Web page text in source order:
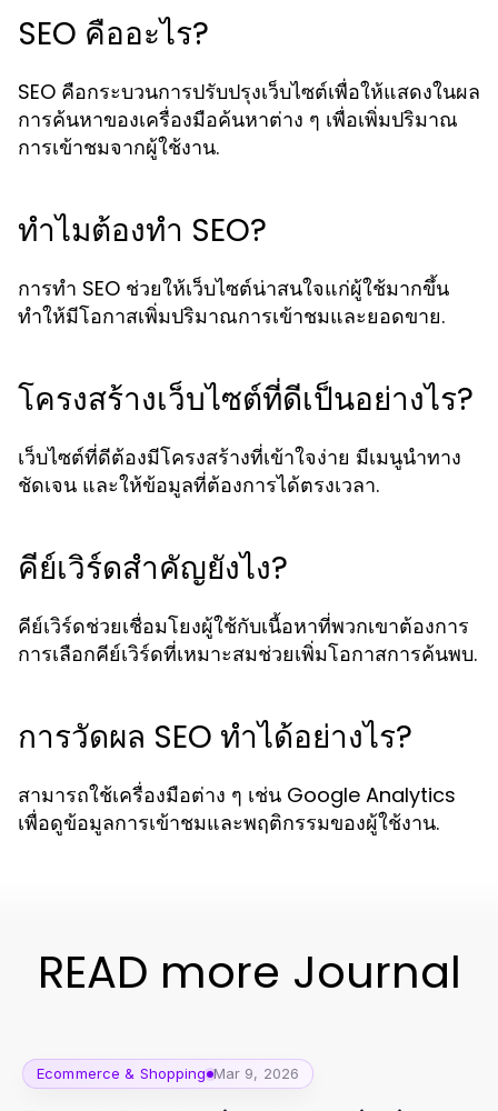
SEO คืออะไร?
SEO คือกระบวนการปรับปรุงเว็บไซต์เพื่อให้แสดงในผล
การค้นหาของเครื่องมือค้นหาต่าง ๆ เพื่อเพิ่มปริมาณ
การเข้าชมจากผู้ใช้งาน.
ทำไมต้องทำ SEO?
การทำ SEO ช่วยให้เว็บไซต์น่าสนใจแก่ผู้ใช้มากขึ้น
ทำให้มีโอกาสเพิ่มปริมาณการเข้าชมและยอดขาย.
โครงสร้างเว็บไซต์ที่ดีเป็นอย่างไร?
เว็บไซต์ที่ดีต้องมีโครงสร้างที่เข้าใจง่าย มีเมนูนำทาง
ชัดเจน และให้ข้อมูลที่ต้องการได้ตรงเวลา.
คีย์เวิร์ดสำคัญยังไง?
คีย์เวิร์ดช่วยเชื่อมโยงผู้ใช้กับเนื้อหาที่พวกเขาต้องการ
การเลือกคีย์เวิร์ดที่เหมาะสมช่วยเพิ่มโอกาสการค้นพบ.
การวัดผล SEO ทำได้อย่างไร?
สามารถใช้เครื่องมือต่าง ๆ เช่น Google Analytics
เพื่อดูข้อมูลการเข้าชมและพฤติกรรมของผู้ใช้งาน.
READ more Journal
Ecommerce & Shopping Mar 9, 2026